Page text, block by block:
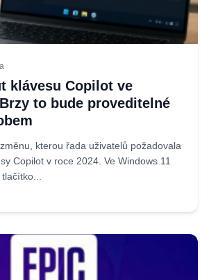
klávesu Copilot ve
to bude proveditelné
kterou řada uživatelů požadovala
Copilot v roce 2024. Ve Windows 11